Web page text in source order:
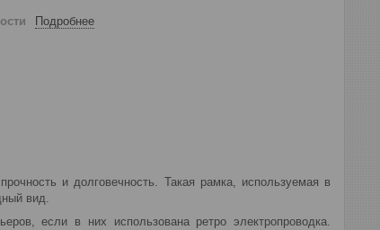
Подробнее
и долговечность. Такая рамка, используемая в
вид.
если в них использована ретро электропроводка.